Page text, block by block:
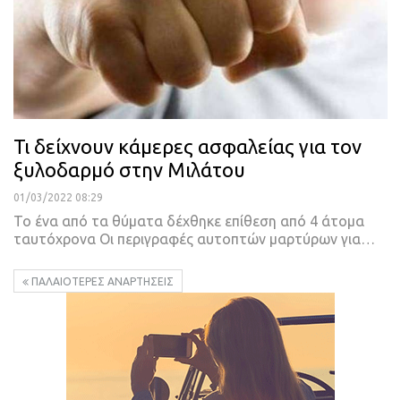
Τι δείχνουν κάμερες ασφαλείας για τον
ξυλοδαρμό στην Μιλάτου
01/03/2022 08:29
Το ένα από τα θύματα δέχθηκε επίθεση από 4 άτομα
ταυτόχρονα Οι περιγραφές αυτοπτών μαρτύρων για
ΠΑΛΑΙΌΤΕΡΕΣ ΑΝΑΡΤΉΣΕΙΣ